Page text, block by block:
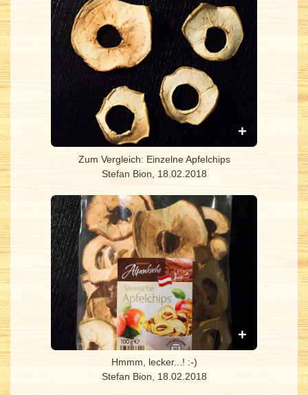
Zum Vergleich: Einzelne Apfelchips
Stefan Bion, 18.02.2018
Hmmm, lecker...! :-)
Stefan Bion, 18.02.2018